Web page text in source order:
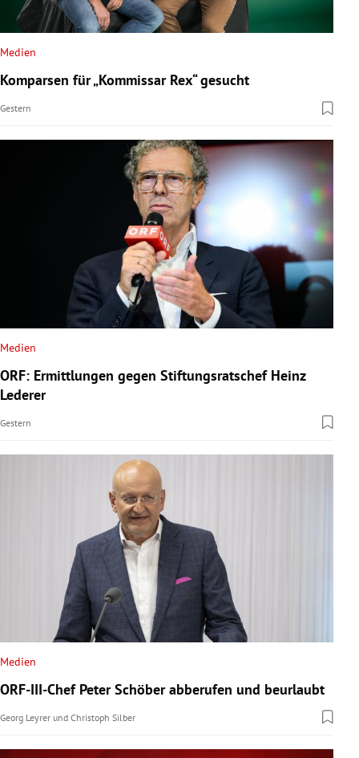
Medien
Komparsen für „Kommissar Rex“ gesucht
Gestern
Medien
ORF: Ermittlungen gegen Stiftungsratschef Heinz
Lederer
Gestern
Medien
ORF-III-Chef Peter Schöber abberufen und beurlaubt
Georg Leyrer und Christoph Silber